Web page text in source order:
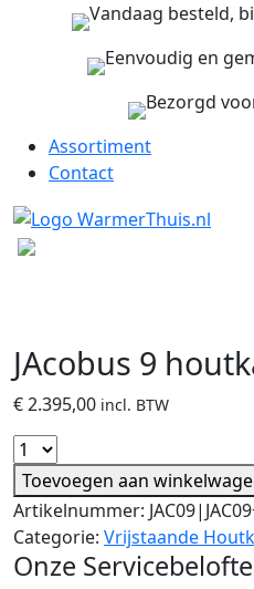
Vandaag besteld,
Eenvoudig en
Bezorgd
Assortiment
Contact
JAcobus 9
€2.395,00 incl. BTW
Toevoegen aan
Artikelnummer:
Categorie: Vrijstaande
Onze